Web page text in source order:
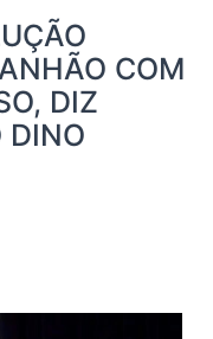
COM
DIZ
DINO